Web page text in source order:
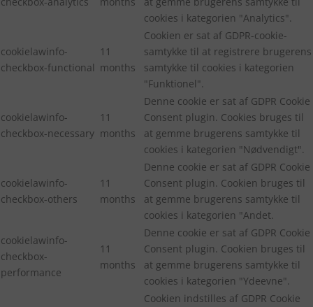
cookies i kategorien "Analytics".
cookielawinfo-
checkbox-functional
11
months
Cookien er sat af GDPR-cookie-
samtykke til at registrere brugerens
samtykke til cookies i kategorien
"Funktionel".
cookielawinfo-
checkbox-necessary
11
months
Denne cookie er sat af GDPR Cookie
Consent plugin. Cookies bruges til
at gemme brugerens samtykke til
cookies i kategorien "Nødvendigt".
cookielawinfo-
checkbox-others
11
months
Denne cookie er sat af GDPR Cookie
Consent plugin. Cookien bruges til
at gemme brugerens samtykke til
cookies i kategorien "Andet.
cookielawinfo-
checkbox-
performance
11
months
Denne cookie er sat af GDPR Cookie
Consent plugin. Cookien bruges til
at gemme brugerens samtykke til
cookies i kategorien "Ydeevne".
Cookien indstilles af GDPR Cookie